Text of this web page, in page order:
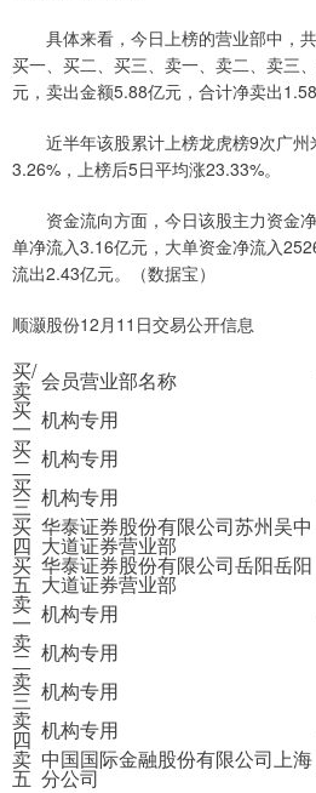
具体来看，今日上榜的营业部中，
买一、买二、买三、卖一、卖二、卖三
元，卖出金额5.88亿元，合计净卖出1.58
近半年该股累计上榜龙虎榜9次广州
3.26%，上榜后5日平均涨23.33%。
资金流向方面，今日该股主力资金
单净流入3.16亿元，大单资金净流入
流出2.43亿元。（数据宝）
顺灏股份12月11日交易公开信息
买/
卖 会员营业部名称
买
一 机构专用
买
二 机构专用
买
三 机构专用
买
四
华泰证券股份有限公司苏州吴中
大道证券营业部
买
五
华泰证券股份有限公司岳阳岳阳
大道证券营业部
卖
一 机构专用
卖
二 机构专用
卖
三 机构专用
卖
四 机构专用
卖
五
中国国际金融股份有限公司上海
分公司